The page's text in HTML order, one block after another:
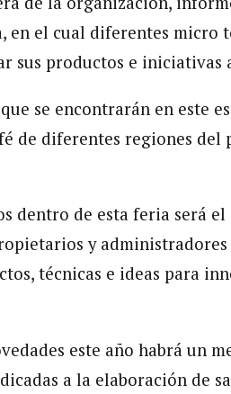
en el cual diferentes micro
sus productos e iniciativas
se encontrarán en este
de diferentes regiones del
dentro de esta feria será
y
técnicas e ideas para
este año habrá un
a la elaboración de